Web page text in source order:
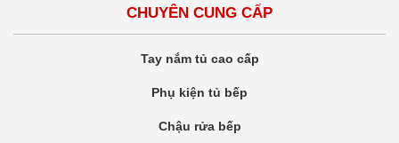
CHUYÊN CUNG CẤP
Tay nắm tủ cao cấp
Phụ kiện tủ bếp
Chậu rửa bếp